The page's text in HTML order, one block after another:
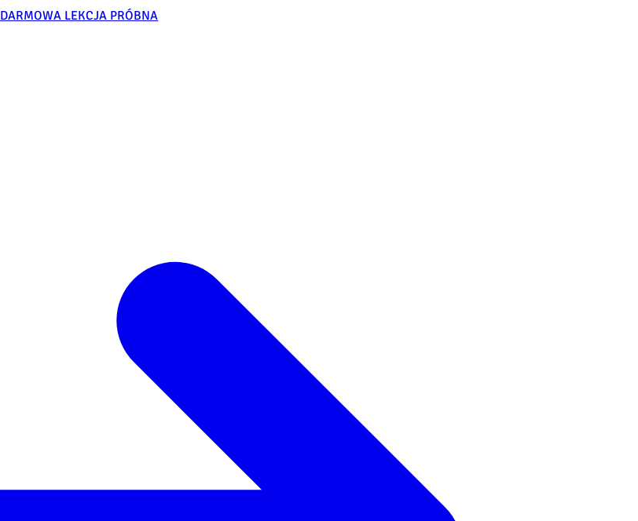
DARMOWA LEKCJA PRÓBNA